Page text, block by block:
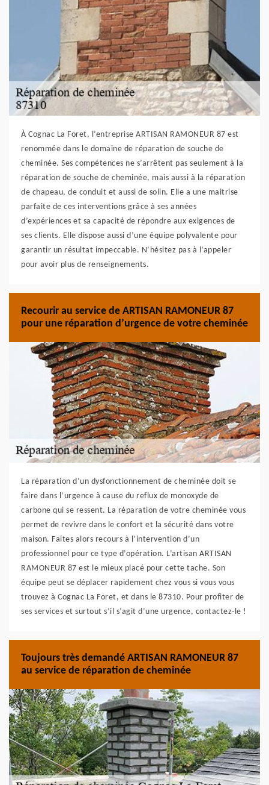
À Cognac La Foret, l’entreprise ARTISAN RAMONEUR 87 est
renommée dans le domaine de réparation de souche de
cheminée. Ses compétences ne s’arrêtent pas seulement à la
réparation de souche de cheminée, mais aussi à la réparation
de chapeau, de conduit et aussi de solin. Elle a une maitrise
parfaite de ces interventions grâce à ses années
d’expériences et sa capacité de répondre aux exigences de
ses clients. Elle dispose aussi d’une équipe polyvalente pour
garantir un résultat impeccable. N’hésitez pas à l’appeler
pour avoir plus de renseignements.
Recourir au service de ARTISAN RAMONEUR 87
pour une réparation d’urgence de votre cheminée
La réparation d’un dysfonctionnement de cheminée doit se
faire dans l’urgence à cause du reflux de monoxyde de
carbone qui se ressent. La réparation de votre cheminée vous
permet de revivre dans le confort et la sécurité dans votre
maison. Faites alors recours à l’intervention d’un
professionnel pour ce type d’opération. L’artisan ARTISAN
RAMONEUR 87 est le mieux placé pour cette tache. Son
équipe peut se déplacer rapidement chez vous si vous vous
trouvez à Cognac La Foret, et dans le 87310. Pour profiter de
ses services et surtout s’il s’agit d’une urgence, contactez-le !
Toujours très demandé ARTISAN RAMONEUR 87
au service de réparation de cheminée